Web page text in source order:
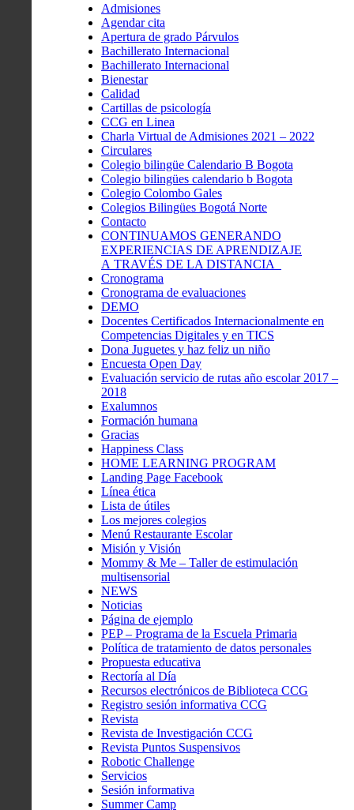
Admisiones
Agendar cita
Apertura de grado Párvulos
Bachillerato Internacional
Bachillerato Internacional
Bienestar
Calidad
Cartillas de psicología
CCG en Linea
Charla Virtual de Admisiones 2021 – 2022
Circulares
Colegio bilingüe Calendario B Bogota
Colegio bilingües calendario b Bogota
Colegio Colombo Gales
Colegios Bilingües Bogotá Norte
Contacto
CONTINUAMOS GENERANDO
EXPERIENCIAS DE APRENDIZAJE
A TRAVÉS DE LA DISTANCIA
Cronograma
Cronograma de evaluaciones
DEMO
Docentes Certificados Internacionalmente en
Competencias Digitales y en TICS
Dona Juguetes y haz feliz un niño
Encuesta Open Day
Evaluación servicio de rutas año escolar 2017 –
2018
Exalumnos
Formación humana
Gracias
Happiness Class
HOME LEARNING PROGRAM
Landing Page Facebook
Línea ética
Lista de útiles
Los mejores colegios
Menú Restaurante Escolar
Misión y Visión
Mommy & Me – Taller de estimulación
multisensorial
NEWS
Noticias
Página de ejemplo
PEP – Programa de la Escuela Primaria
Política de tratamiento de datos personales
Propuesta educativa
Rectoría al Día
Recursos electrónicos de Biblioteca CCG
Registro sesión informativa CCG
Revista
Revista de Investigación CCG
Revista Puntos Suspensivos
Robotic Challenge
Servicios
Sesión informativa
Summer Camp